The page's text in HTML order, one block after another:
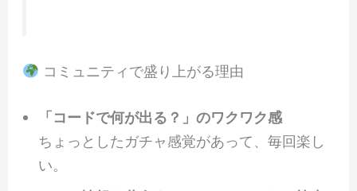
コミュニティで盛り上がる理由
「コードで何が出る？」のワクワク感
ちょっとしたガチャ感覚があって、毎回楽し
い。